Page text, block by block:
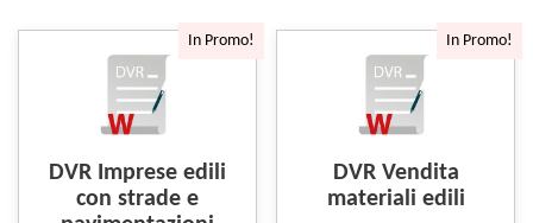
In Promo!
DVR Imprese edili
con strade e
In Promo!
DVR Vendita
materiali edili